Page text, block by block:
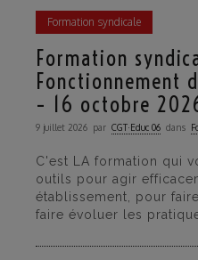
Formation syndicale
Formation
Fonctionnement
– 16 octobre
9 juillet 2026 par CGT·Educ 06 dans
C'est LA formation qui
outils pour agir
établissement, pour
faire évoluer les